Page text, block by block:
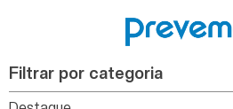
Filtrar por categoria